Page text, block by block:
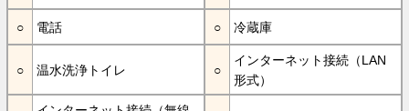
電話 冷蔵庫
温水洗浄トイレ
インターネット接続（LAN
形式）